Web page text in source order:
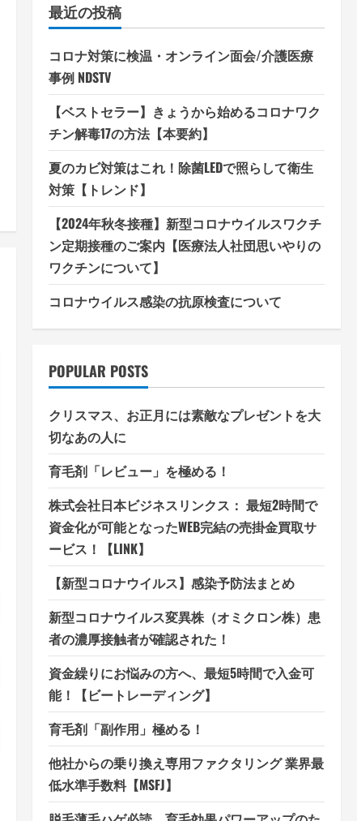
最近の投稿
コロナ対策に検温・オンライン面会/介護医療
事例 NDSTV
【ベストセラー】きょうから始めるコロナワク
チン解毒17の方法【本要約】
夏のカビ対策はこれ！除菌LEDで照らして衛生
対策【トレンド】
【2024年秋冬接種】新型コロナウイルスワクチ
ン定期接種のご案内【医療法人社団思いやりの
ワクチンについて】
コロナウイルス感染の抗原検査について
POPULAR POSTS
クリスマス、お正月には素敵なプレゼントを大
切なあの人に
育毛剤「レビュー」を極める！
株式会社日本ビジネスリンクス： 最短2時間で
資金化が可能となったWEB完結の売掛金買取サ
ービス！【LINK】
【新型コロナウイルス】感染予防法まとめ
新型コロナウイルス変異株（オミクロン株）患
者の濃厚接触者が確認された！
資金繰りにお悩みの方へ、最短5時間で入金可
能！【ビートレーディング】
育毛剤「副作用」極める！
他社からの乗り換え専用ファクタリング 業界最
低水準手数料【MSFJ】